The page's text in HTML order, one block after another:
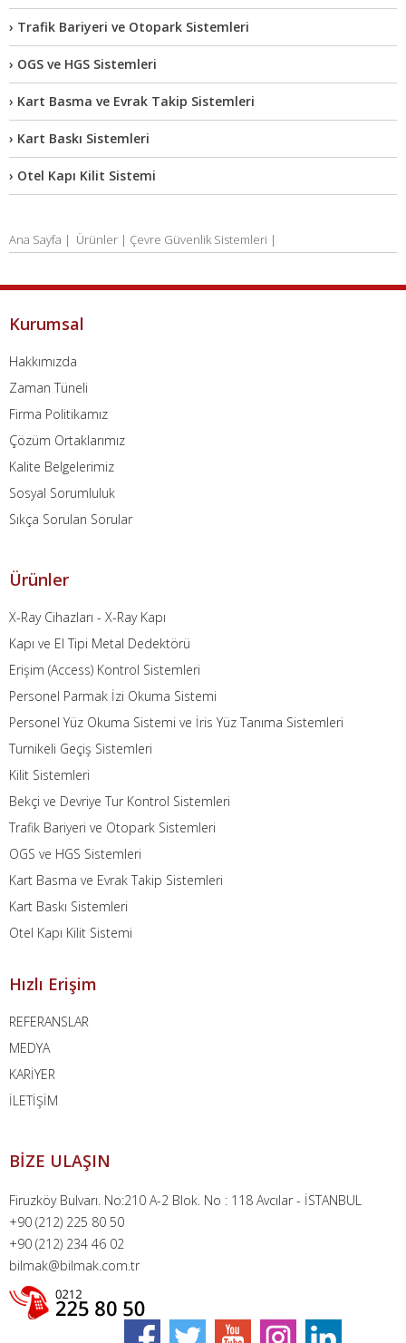
› Trafik Bariyeri ve Otopark Sistemleri
› OGS ve HGS Sistemleri
› Kart Basma ve Evrak Takip Sistemleri
› Kart Baskı Sistemleri
› Otel Kapı Kilit Sistemi
Ana Sayfa | Ürünler | Çevre Güvenlik Sistemleri |
Kurumsal
Hakkımızda
Zaman Tüneli
Firma Politikamız
Çözüm Ortaklarımız
Kalite Belgelerimiz
Sosyal Sorumluluk
Sıkça Sorulan Sorular
Ürünler
X-Ray Cihazları - X-Ray Kapı
Kapı ve El Tipi Metal Dedektörü
Erişim (Access) Kontrol Sistemleri
Personel Parmak İzi Okuma Sistemi
Personel Yüz Okuma Sistemi ve İris Yüz Tanıma Sistemleri
Turnikeli Geçiş Sistemleri
Kilit Sistemleri
Bekçi ve Devriye Tur Kontrol Sistemleri
Trafik Bariyeri ve Otopark Sistemleri
OGS ve HGS Sistemleri
Kart Basma ve Evrak Takip Sistemleri
Kart Baskı Sistemleri
Otel Kapı Kilit Sistemi
Hızlı Erişim
REFERANSLAR
MEDYA
KARİYER
İLETİŞİM
BİZE ULAŞIN
Firuzköy Bulvarı. No:210 A-2 Blok. No : 118 Avcılar - İSTANBUL
+90 (212) 225 80 50
+90 (212) 234 46 02
bilmak@bilmak.com.tr